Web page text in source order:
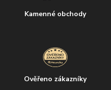
Kamenné obchody
Ověřeno zákazníky